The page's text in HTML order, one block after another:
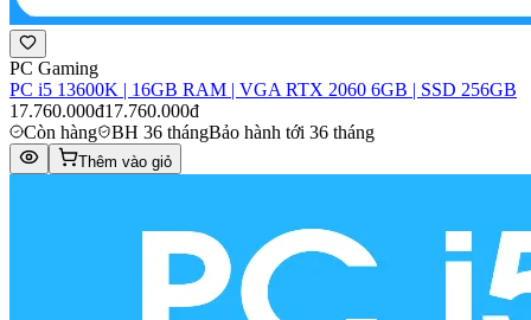
PC Gaming
PC i5 13600K | 16GB RAM | VGA RTX 2060 6GB | SSD 256GB
17.760.000đ17.760.000đ
Còn hàng
BH 36 thángBảo hành tới 36 tháng
Thêm vào giỏ